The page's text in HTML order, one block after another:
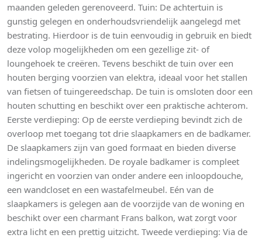
maanden geleden gerenoveerd. Tuin: De achtertuin is
gunstig gelegen en onderhoudsvriendelijk aangelegd met
bestrating. Hierdoor is de tuin eenvoudig in gebruik en biedt
deze volop mogelijkheden om een gezellige zit- of
loungehoek te creëren. Tevens beschikt de tuin over een
houten berging voorzien van elektra, ideaal voor het stallen
van fietsen of tuingereedschap. De tuin is omsloten door een
houten schutting en beschikt over een praktische achterom.
Eerste verdieping: Op de eerste verdieping bevindt zich de
overloop met toegang tot drie slaapkamers en de badkamer.
De slaapkamers zijn van goed formaat en bieden diverse
indelingsmogelijkheden. De royale badkamer is compleet
ingericht en voorzien van onder andere een inloopdouche,
een wandcloset en een wastafelmeubel. Eén van de
slaapkamers is gelegen aan de voorzijde van de woning en
beschikt over een charmant Frans balkon, wat zorgt voor
extra licht en een prettig uitzicht. Tweede verdieping: Via de